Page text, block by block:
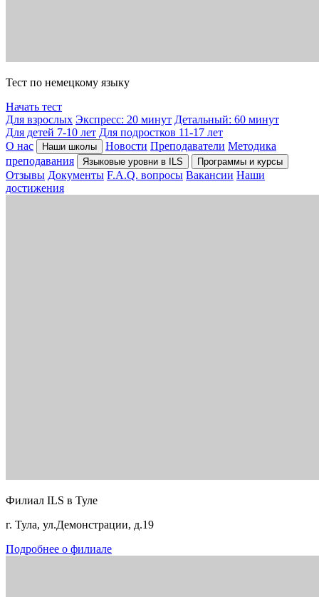
Тест по немецкому языку
Начать тест
Для взрослых Экспресс: 20 минут Детальный: 60 минут
Для детей 7-10 лет Для подростков 11-17 лет
О нас
Наши школы Новости Преподаватели Методика
преподавания
Языковые уровни в ILS Программы и курсы
Отзывы Документы F.A.Q. вопросы Вакансии Наши
достижения
Филиал ILS в Туле
г. Тула, ул.Демонстрации, д.19
Подробнее о филиале